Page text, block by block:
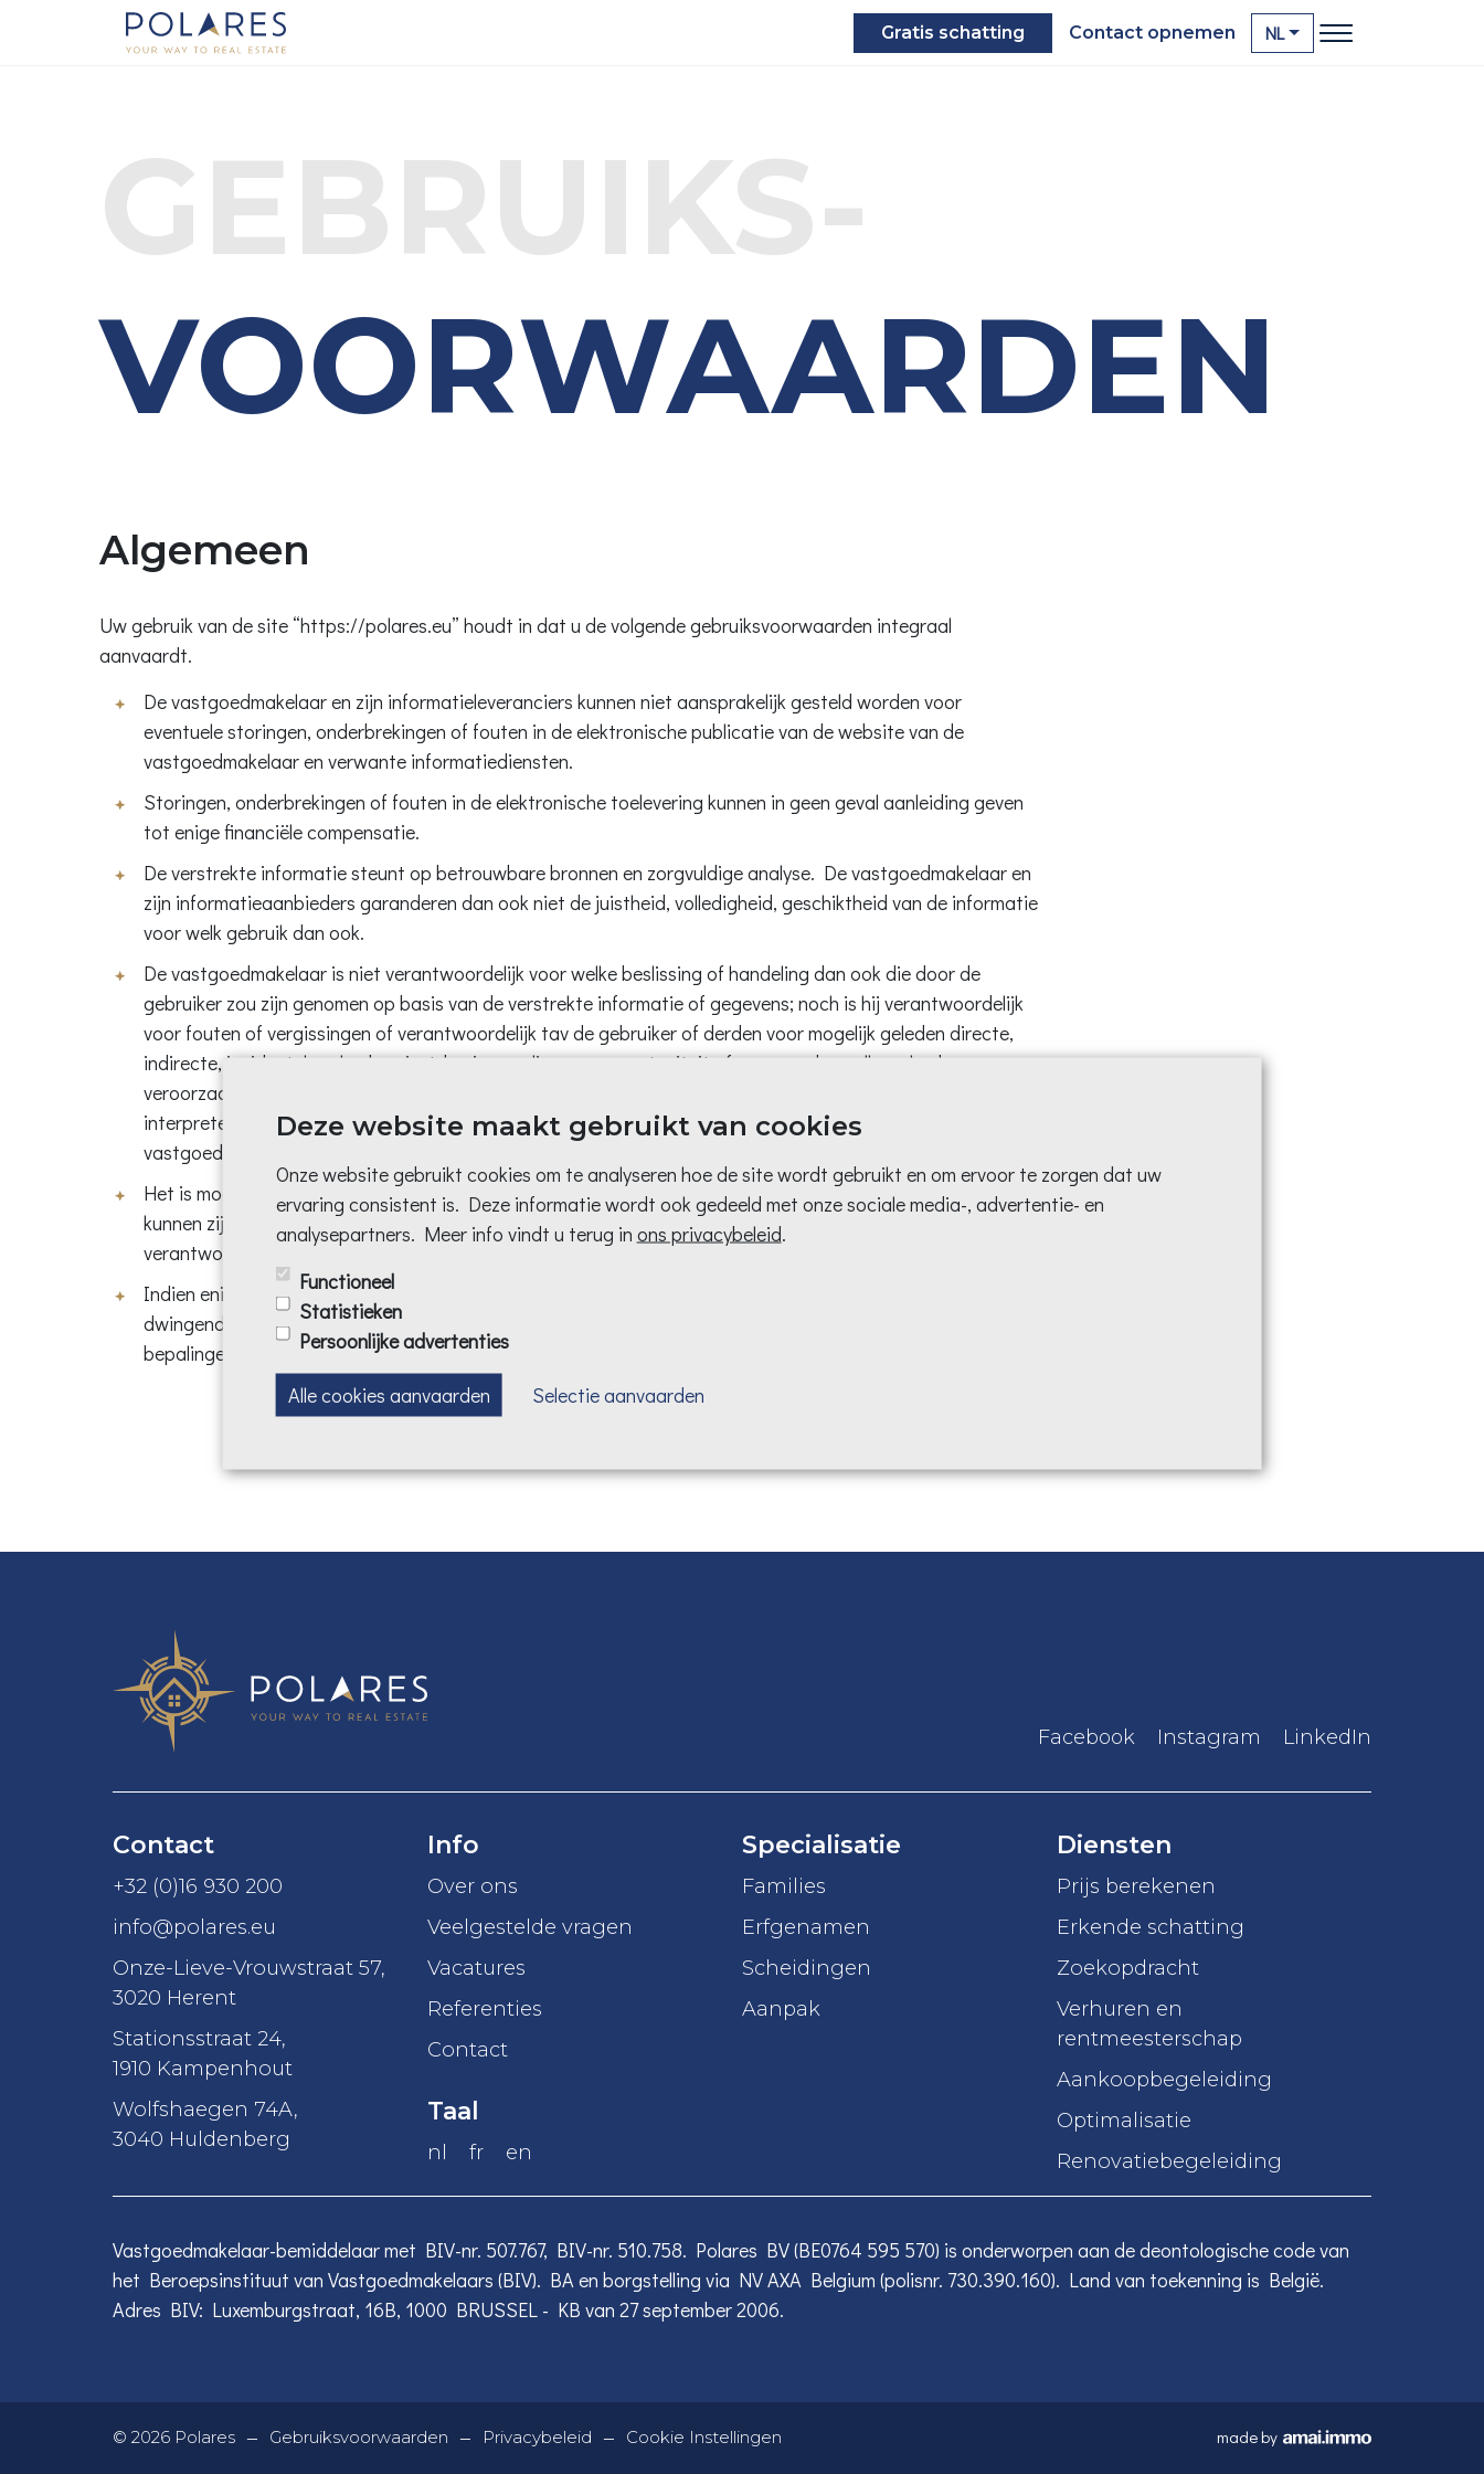
Gratis schatting Contact opnemen NL
GEBRUIKS-
VOORWAARDEN
Algemeen
Uw gebruik van de site “https://polares.eu” houdt in dat u de volgende gebruiksvoorwaarden integraal
aanvaardt.
De vastgoedmakelaar en zijn informatieleveranciers kunnen niet aansprakelijk gesteld worden voor
eventuele storingen, onderbrekingen of fouten in de elektronische publicatie van de website van de
vastgoedmakelaar en verwante informatiediensten.
Storingen, onderbrekingen of fouten in de elektronische toelevering kunnen in geen geval aanleiding geven
tot enige financiële compensatie.
De verstrekte informatie steunt op betrouwbare bronnen en zorgvuldige analyse. De vastgoedmakelaar en
zijn informatieaanbieders garanderen dan ook niet de juistheid, volledigheid, geschiktheid van de informatie
voor welk gebruik dan ook.
De vastgoedmakelaar is niet verantwoordelijk voor welke beslissing of handeling dan ook die door de
gebruiker zou zijn genomen op basis van de verstrekte informatie of gegevens; noch is hij verantwoordelijk
voor fouten of vergissingen of verantwoordelijk tav de gebruiker of derden voor mogelijk geleden directe,
indirecte, incidentele schade, winstderving, verlies van opportuniteit of voor eender welke schade
veroorzaakt door zijn nalatigheid of vergetelheid in het verschaffen, compileren, monteren, schrijven,
interpreteren, melden en verspreiden van info of data dmv deze dienst, en dit zelfs indien de
vastgoedmakelaar gewaarschuwd werd voor zulke schade.
Het is mogelijk dat de vastgoedmakelaar een link maakt naar een andere website die interessant zou
kunnen zijn voor de gebruiker, deze link is evenwel puur informatief en de vastgoedmakelaar is niet
verantwoordelijk voor de inhoud ervan of het gebruik dat ervan zou kunnen worden gemaakt.
Indien enige bepaling van deze voorwaarden onafdwingbaar zou zijn, of strijdig met een bepaling van
dwingend recht, zal deze onafdwingbaarheid of ongeldigheid de geldigheid en afdwingbaarheid van andere
bepalingen niet beïnvloeden.
Deze website maakt gebruikt van cookies
Onze website gebruikt cookies om te analyseren hoe de site wordt gebruikt en om ervoor te zorgen dat uw
ervaring consistent is. Deze informatie wordt ook gedeeld met onze sociale media-, advertentie- en
analysepartners. Meer info vindt u terug in ons privacybeleid.
Functioneel
Statistieken
Persoonlijke advertenties
Alle cookies aanvaarden Selectie aanvaarden
Facebook Instagram LinkedIn
Contact
+32 (0)16 930 200
info@polares.eu
Onze-Lieve-Vrouwstraat 57,
3020 Herent
Stationsstraat 24,
1910 Kampenhout
Wolfshaegen 74A,
3040 Huldenberg
Info
Over ons
Veelgestelde vragen
Vacatures
Referenties
Contact
Taal
nl fr en
Specialisatie
Families
Erfgenamen
Scheidingen
Aanpak
Diensten
Prijs berekenen
Erkende schatting
Zoekopdracht
Verhuren en
rentmeesterschap
Aankoopbegeleiding
Optimalisatie
Renovatiebegeleiding
Vastgoedmakelaar-bemiddelaar met BIV-nr. 507.767, BIV-nr. 510.758. Polares BV (BE0764 595 570) is onderworpen aan de deontologische code van
het Beroepsinstituut van Vastgoedmakelaars (BIV). BA en borgstelling via NV AXA Belgium (polisnr. 730.390.160). Land van toekenning is België.
Adres BIV: Luxemburgstraat, 16B, 1000 BRUSSEL - KB van 27 september 2006.
© 2026 Polares — Gebruiksvoorwaarden — Privacybeleid — Cookie Instellingen made by